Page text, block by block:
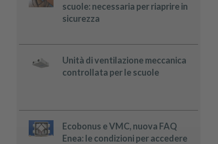
scuole: necessaria per riaprire in
sicurezza
Unità di ventilazione meccanica
controllata per le scuole
Ecobonus e VMC, nuova FAQ
Enea: le condizioni per accedere